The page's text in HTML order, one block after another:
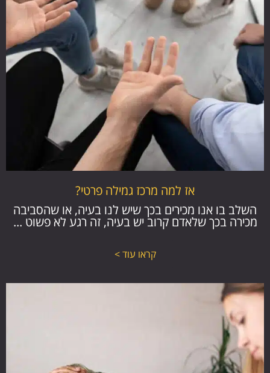
אז למה מרכז גמילה פרטי?
השלב בו אנו מכירים בכך שיש לנו בעיה, או שהסביבה
מכירה בכך שלאדם קרוב יש בעיה, זה רגע לא פשוט ...
קראו עוד >